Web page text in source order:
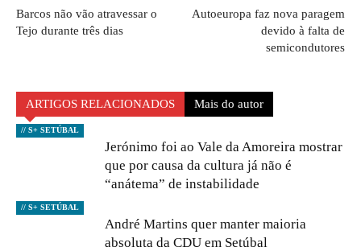
Barcos não vão atravessar o
Tejo durante três dias
Autoeuropa faz nova paragem
devido à falta de
semicondutores
ARTIGOS RELACIONADOS Mais do autor
// S+ SETÚBAL
Jerónimo foi ao Vale da Amoreira mostrar
que por causa da cultura já não é
“anátema” de instabilidade
// S+ SETÚBAL
André Martins quer manter maioria
absoluta da CDU em Setúbal